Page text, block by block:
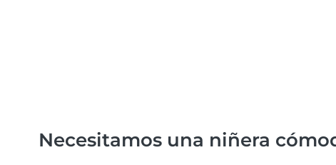
Necesitamos una niñera